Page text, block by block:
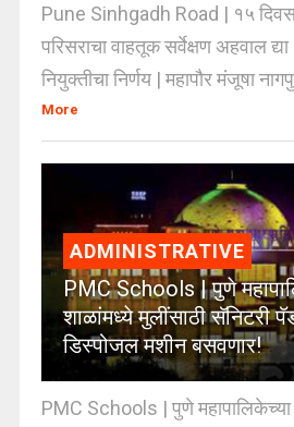
Pune Sinhgadh Road | १५
परिसराचा वाहतूक सर्वेक्षण अहवाल
नियुक्तीचा निर्णय | महापौर मंजूषा
More
ADMINISTRATIVE
PMC Schools | पुणे
शाळांमध्ये मुलींसाठी सॅनिटरी
डिस्पोजल मशीन बसवणार!
PMC Schools | पुणे महापालिकेच्या